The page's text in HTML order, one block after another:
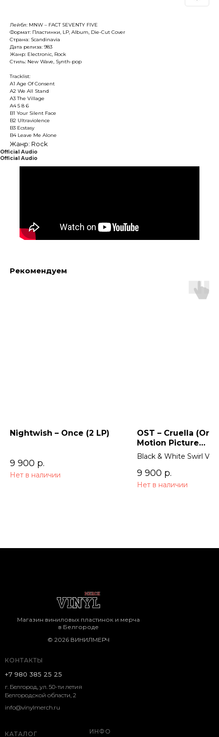
Лейбл: MNW – FACT SEVENTY FIVE
Формат: Пластинки, LP, Album, Die-Cut Cover
Страна: Scandinavia
Дата релиза: 983
Жанр: Electronic, Rock
Стиль: New Wave, Synth-pop
Tracklist:
A1 Age Of Consent
A2 We All Stand
A3 The Village
A4 5 8 6
B1 Your Silent Face
B2 Ultraviolence
B3 Ecstasy
B4 Leave Me Alone
Жанр: Rock
Official Audio
Official Audio
Рекомендуем
Nightwish – Once (2 LP)
9 900 р.
Нет в наличии
OST – Cruella
Motion Picture
Soundtrack) 2LP
Black & White Swirl
9 900 р.
Нет в наличии
КОНТАКТЫ
г. Белгород, ул. 50-ти летия
Белгородской области, 2
КАТАЛОГ ИНФО
+7 980 385 25 25
Магазин виниловых пластинок и мерча
в Белгороде
© 2026 ВИНИЛМЕРЧ
info@vinylmerch.ru